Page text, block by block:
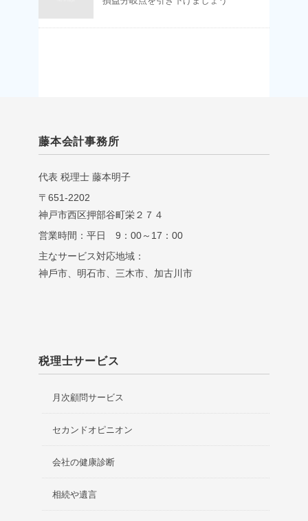
藤本会計事務所
代表 税理⼠ 藤本明⼦
〒651-2202
神戸市西区押部谷町栄２７４
営業時間：平日 9：00～17：00
主なサービス対応地域：
神⼾市、明⽯市、三⽊市、加古川市
税理士サービス
月次顧問サービス
セカンドオピニオン
会社の健康診断
相続や遺言